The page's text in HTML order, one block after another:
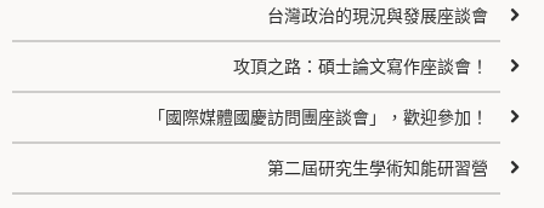
台灣政治的現況與發展座談會
攻頂之路：碩士論文寫作座談會！
「國際媒體國慶訪問團座談會」，歡迎參加！
第二屆研究生學術知能研習營